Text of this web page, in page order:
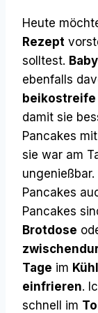
Heute
Rezept
solltest.
ebenfalls
beikostreife
damit sie
Pancakes
sie war am
Pancakes
Pancakes
Brotdose
Tage im
einfrieren.
schnell im